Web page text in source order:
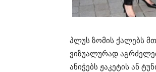
პლუს ზომის ქალებს
ვიზუალურად
ანიჭებს ჟაკეტის ან